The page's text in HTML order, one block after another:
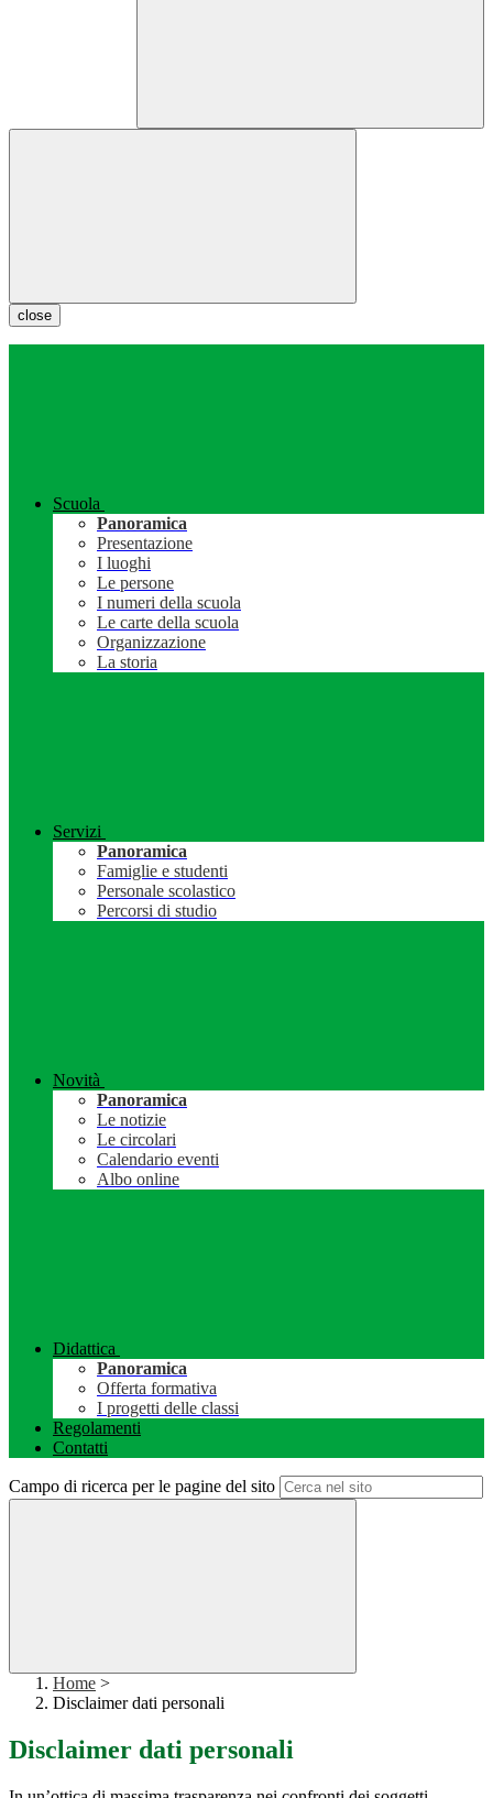
close
Scuola
Panoramica
Presentazione
I luoghi
Le persone
I numeri della scuola
Le carte della scuola
Organizzazione
La storia
Servizi
Panoramica
Famiglie e studenti
Personale scolastico
Percorsi di studio
Novità
Panoramica
Le notizie
Le circolari
Calendario eventi
Albo online
Didattica
Panoramica
Offerta formativa
I progetti delle classi
Regolamenti
Contatti
Campo di ricerca per le pagine del sito
Home >
Disclaimer dati personali
Disclaimer dati personali